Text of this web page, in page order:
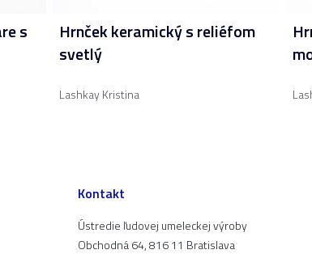
s
Hrnček keramický s reliéfom
svetlý
Lashkay Kristina
Kontakt
Ústredie ľudovej umeleckej výroby
Obchodná 64, 816 11 Bratislava